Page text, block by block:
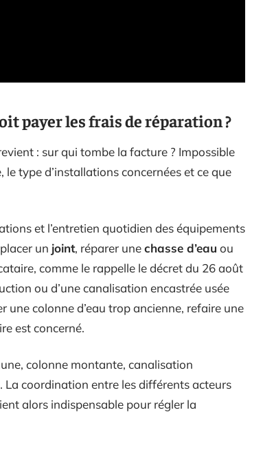
payer les frais de réparation ?
: sur qui tombe la facture ? Impossible
type d’installations concernées et ce que
et l’entretien quotidien des équipements
un joint, réparer unechasse d’eau ou
comme le rappelle le décret du 26 août
ou d’une canalisation encastrée usée
une colonne d’eau trop ancienne, refaire une
est concerné.
colonne montante, canalisation
. La coordination entre les différents acteurs
alors indispensable pour régler la